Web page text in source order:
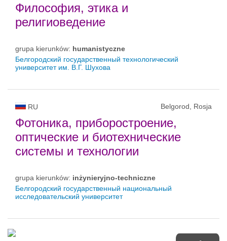
Философия, этика и
религиоведение
grupa kierunków: humanistyczne
Белгородский государственный технологический
университет им. В.Г. Шухова
RU Belgorod, Rosja
Фотоника, приборостроение,
оптические и биотехнические
системы и технологии
grupa kierunków: inżynieryjno-techniczne
Белгородский государственный национальный
исследовательский университет